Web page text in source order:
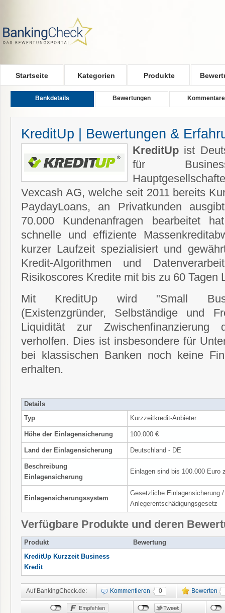
Startseite Kategorien Produkte
Bankdetails Bewertungen Kommentare
KreditUp | Bewertungen &
KreditUp ist
für
Vexcash AG, welche seit 2011 bereits
PaydayLoans, an Privatkunden
70.000 Kundenanfragen bearbeitet
schnelle und effiziente
kurzer Laufzeit spezialisiert und
Kredit-Algorithmen und
Risikoscores Kredite mit bis zu 60 Tagen
Mit KreditUp wird "Small
(Existenzgründer, Selbständige und
Liquidität zur Zwischenfinanzierung
verholfen. Dies ist insbesondere für
bei klassischen Banken noch keine
erhalten.
Details
Typ
Kurzzeitkredit-Anbieter
Höhe der Einlagensicherung 100.000 €
Land der Einlagensicherung Deutschland - DE
Beschreibung
Einlagensicherung
Einlagen sind bis 100.000 Euro
Einlagensicherungssystem
Gesetzliche Einlagensicherung
Anlegerentschädigungsgesetz
Verfügbare Produkte und deren
Produkt
Bewertung
KreditUp Kurzzeit Business
Kredit
Auf BankingCheck.de: Kommentieren 0 Bewerten